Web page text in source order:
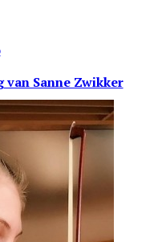
van Sanne Zwikker